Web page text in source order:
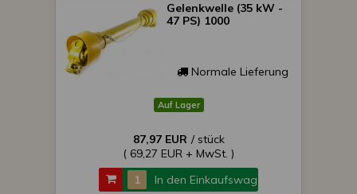
Gelenkwelle (35 kW -
47 PS) 1000
Normale Lieferung
Auf Lager
87,97 EUR / stück
( 69,27 EUR + MwSt. )
In den Einkaufswagen